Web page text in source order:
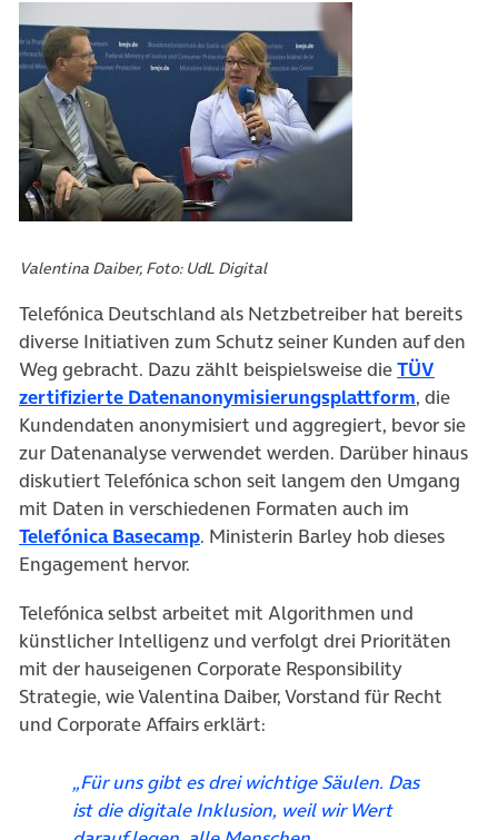
Valentina Daiber, Foto: UdL Digital
Telefónica Deutschland als Netzbetreiber hat bereits
diverse Initiativen zum Schutz seiner Kunden auf den
Weg gebracht. Dazu zählt beispielsweise dieTÜV
zertifizierte Datenanonymisierungsplattform(öffnet in
, die
Kundendaten anonymisiert und aggregiert, bevor sie
zur Datenanalyse verwendet werden. Darüber hinaus
diskutiert Telefónica schon seit langem den Umgang
mit Daten in verschiedenen Formaten auch im
Telefónica Basecamp(öffnet in neuem Tab)
. Ministerin Barley hob dieses
Engagement hervor.
Telefónica selbst arbeitet mit Algorithmen und
künstlicher Intelligenz und verfolgt drei Prioritäten
mit der hauseigenen Corporate Responsibility
Strategie, wie Valentina Daiber, Vorstand für Recht
und Corporate Affairs erklärt:
„Für uns gibt es drei wichtige Säulen. Das
ist die digitale Inklusion, weil wir Wert